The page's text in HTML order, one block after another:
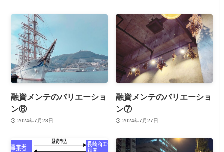
融資メンテのバリエーショ
ン⑧
2024年7月28日
融資メンテのバリエーショ
ン⑦
2024年7月27日